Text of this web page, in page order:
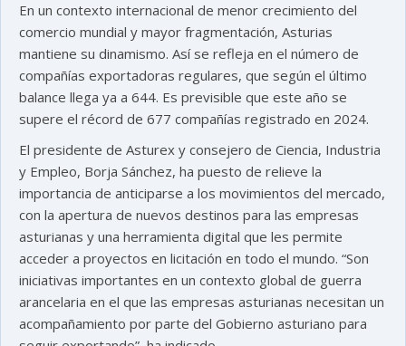
En un contexto internacional de menor crecimiento del
comercio mundial y mayor fragmentación, Asturias
mantiene su dinamismo. Así se refleja en el número de
compañías exportadoras regulares, que según el último
balance llega ya a 644. Es previsible que este año se
supere el récord de 677 compañías registrado en 2024.
El presidente de Asturex y consejero de Ciencia, Industria
y Empleo, Borja Sánchez, ha puesto de relieve la
importancia de anticiparse a los movimientos del mercado,
con la apertura de nuevos destinos para las empresas
asturianas y una herramienta digital que les permite
acceder a proyectos en licitación en todo el mundo. “Son
iniciativas importantes en un contexto global de guerra
arancelaria en el que las empresas asturianas necesitan un
acompañamiento por parte del Gobierno asturiano para